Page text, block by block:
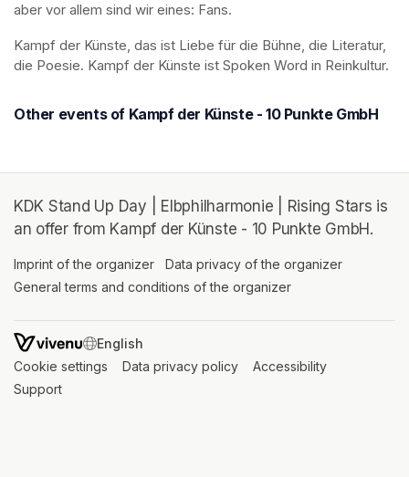
aber vor allem sind wir eines: Fans.
Kampf der Künste, das ist Liebe für die Bühne, die Literatur,
die Poesie. Kampf der Künste ist Spoken Word in Reinkultur.
Other events of Kampf der Künste - 10 Punkte GmbH
KDK Stand Up Day | Elbphilharmonie | Rising Stars is
an offer from Kampf der Künste - 10 Punkte GmbH.
Imprint of the organizer (opens in a new tab)
Data privacy of the organizer
General terms and conditions of the organizer
SWITCH LANGUAGE
Cookie settings (opens in a new tab)
Data privacy policy (opens in a new tab)
Accessibility
Support